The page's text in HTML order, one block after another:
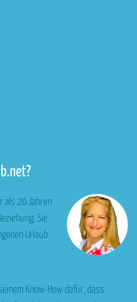
als 20 Jahren
Sie
Urlaub
Know-How dafür, dass